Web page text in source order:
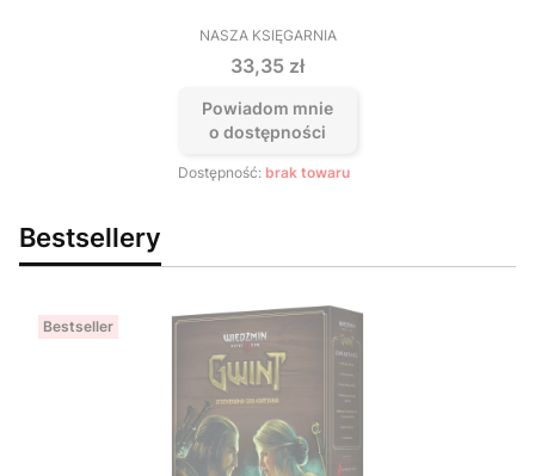
PRODUCENT
NASZA KSIĘGARNIA
Cena
33,35 zł
Powiadom mnie
o dostępności
Dostępność: brak towaru
Bestsellery
Bestseller